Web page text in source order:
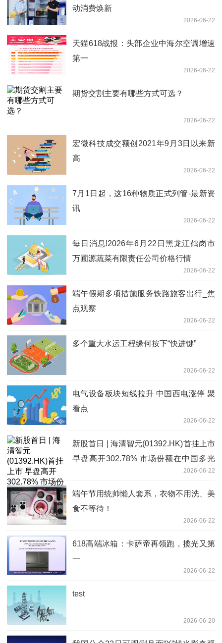
动消费焕新
2026-06-22
天猫618战报：头部企业中海尔空调增速
第一
2026-06-22
期货交割主要有哪些方式可选？
2026-06-22
宏微科技成交额创2021年9月3日以来新
高
2026-06-22
7月1日起，这16种物质正式列管-最新资
讯
2026-06-22
每日消息!2026年6月22日黑龙江鹤岗市
万圃源蔬菜有限责任公司价格行情
2026-06-22
端午假期多项措施服务铁路旅客出行_焦
点观察
2026-06-22
多个重大水运工程缘何按下“快进键”
2026-06-22
电气设备板块短线拉升 中国西电涨停 聚
看点
2026-06-22
新股首日 | 海清智元(01392.HK)首挂上市
早盘高开302.78% 市场份额在中国多光
2026-06-22
端午节用统帅懒人套系，衣物不用洗、美
食不等待！
2026-06-22
618高端冰箱：卡萨帝再领跑，揽光又第
一
2026-06-22
test
2026-06-20